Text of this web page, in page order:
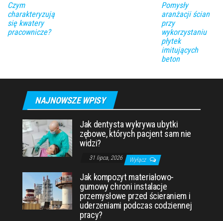
Czym
charakteryzują
się kwatery
pracownicze?
Pomysły
aranżacji ścian
przy
wykorzystaniu
płytek
imitujących
beton
NAJNOWSZE WPISY
Jak dentysta wykrywa ubytki
zębowe, których pacjent sam nie
widzi?
31 lipca, 2026 Wyłącz
Jak kompozyt materiałowo-
gumowy chroni instalacje
przemysłowe przed ścieraniem i
uderzeniami podczas codziennej
pracy?